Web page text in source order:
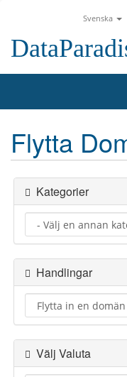
Svenska
Flytta
Kategorier
Handlingar
Välj Valuta